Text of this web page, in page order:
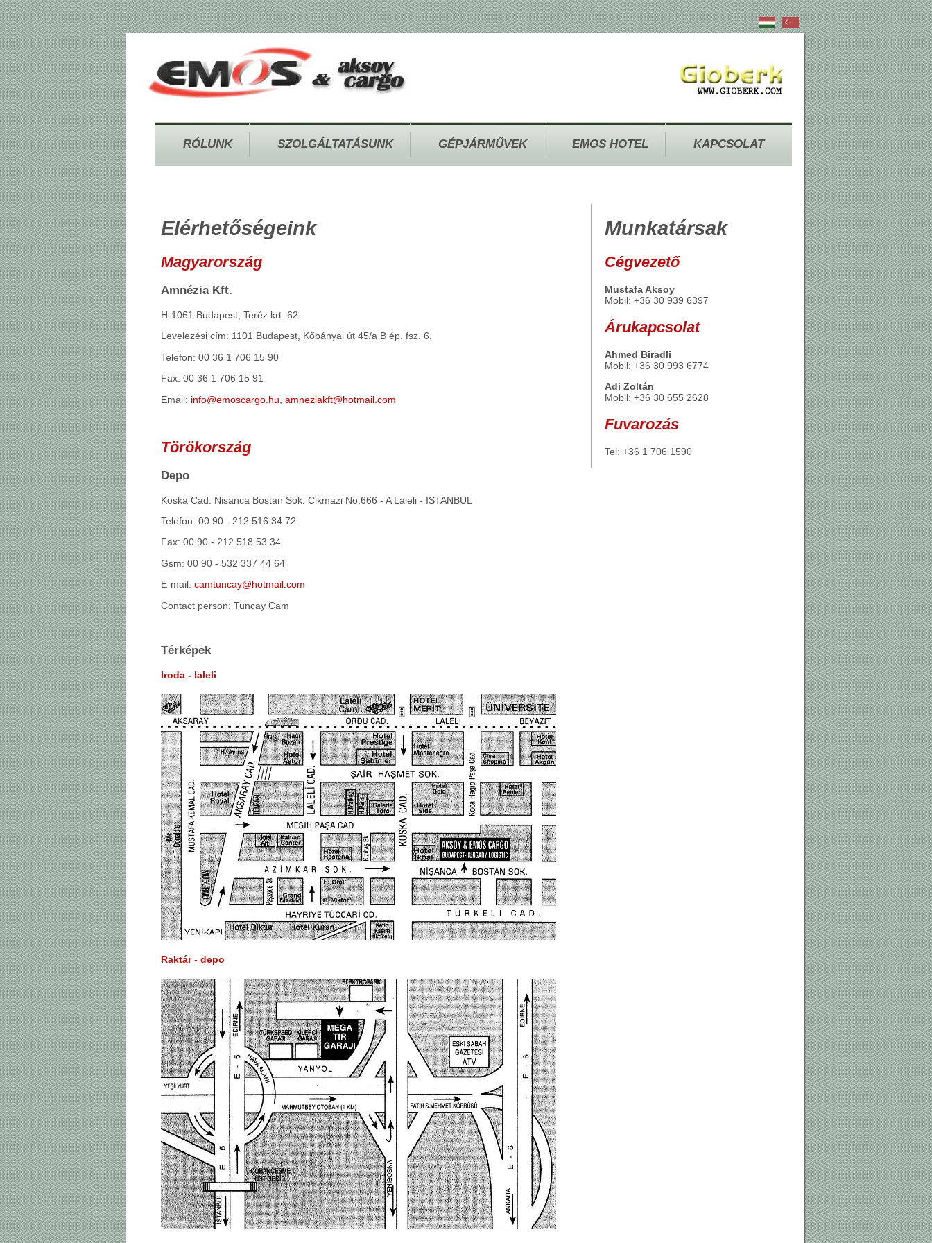
RÓLUNK SZOLGÁLTATÁSUNK GÉPJÁRMŰVEK EMOS HOTEL KAPCSOLAT
Elérhetőségeink
Magyarország
Amnézia Kft.
H-1061 Budapest, Teréz krt. 62
Levelezési cím: 1101 Budapest, Kőbányai út 45/a B ép. fsz. 6.
Telefon: 00 36 1 706 15 90
Fax: 00 36 1 706 15 91
Email: info@emoscargo.hu amneziakft@hotmail.com
Törökország
Depo
Koska Cad. Nisanca Bostan Sok. Cikmazi No:666 - A Laleli - ISTANBUL
Telefon: 00 90 - 212 516 34 72
Fax: 00 90 - 212 518 53 34
Gsm: 00 90 - 532 337 44 64
E-mail: camtuncay@hotmail.com
Contact person: Tuncay Cam
Térképek
Iroda - laleli
Raktár - depo
Munkatársak
Cégvezető
Mustafa Aksoy
Mobil: +36 30 939 6397
Árukapcsolat
Ahmed Biradli
Mobil: +36 30 993 6774
Adi Zoltán
Mobil: +36 30 655 2628
Fuvarozás
Tel: +36 1 706 1590